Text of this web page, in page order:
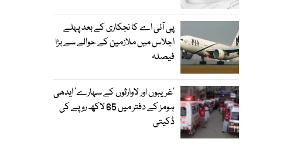
پی آئی اے کا نجکاری کے بعد پہلے
اجلاس میں ملازمین کے حوالے سے بڑا
فیصلہ
’غریبوں اور لاوارثوں کے سہارے‘ ایدھی
ہومز کے دفتر میں 65 لاکھ روپے کی
ڈکیتی